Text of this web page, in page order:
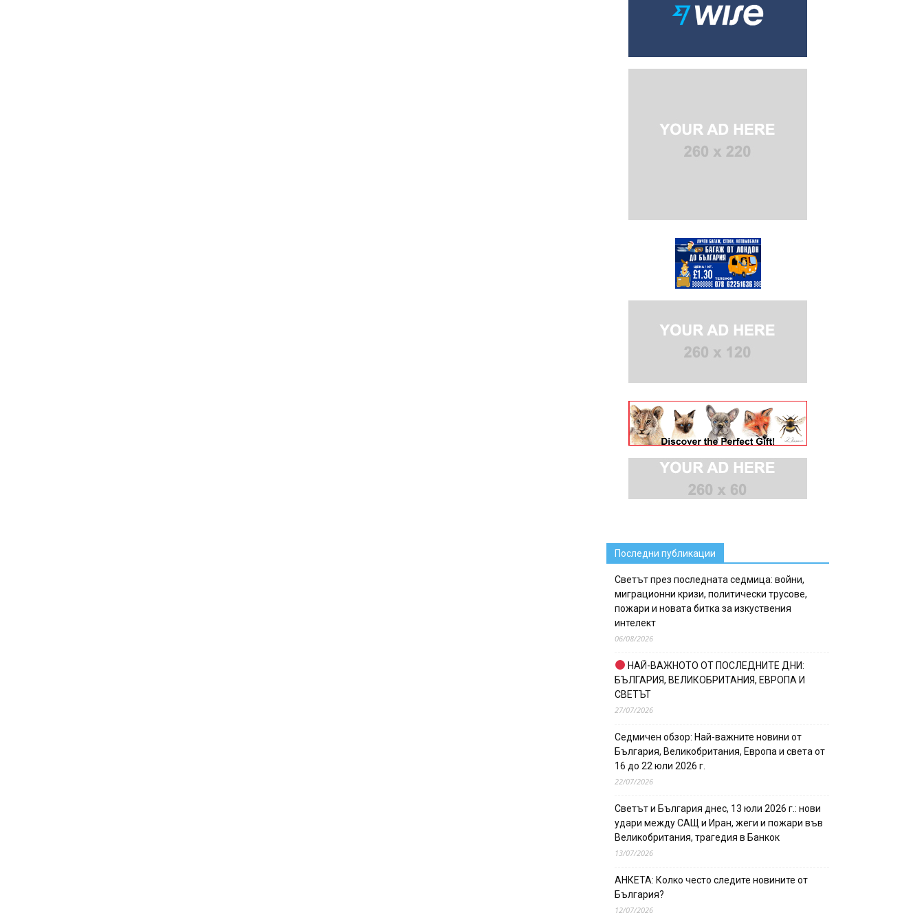
Последни публикации
Светът през последната седмица: войни,
миграционни кризи, политически трусове,
пожари и новата битка за изкуствения
интелект
06/08/2026
НАЙ-ВАЖНОТО ОТ ПОСЛЕДНИТЕ ДНИ:
БЪЛГАРИЯ, ВЕЛИКОБРИТАНИЯ, ЕВРОПА И
СВЕТЪТ
27/07/2026
Седмичен обзор: Най-важните новини от
България, Великобритания, Европа и света от
16 до 22 юли 2026 г.
22/07/2026
Светът и България днес, 13 юли 2026 г.: нови
удари между САЩ и Иран, жеги и пожари във
Великобритания, трагедия в Банкок
13/07/2026
АНКЕТА: Колко често следите новините от
България?
12/07/2026